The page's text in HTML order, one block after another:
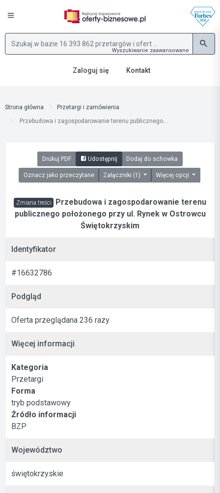
Wyszukiwanie zaawansowane
Zaloguj się Kontakt
Strona główna
Przetargi i zamówienia
Przebudowa i zagospodarowanie terenu publicznego...
Drukuj PDF Udostępnij Dodaj do schowka
Oznacz jako przeczytane Załączniki (1) Więcej opcji
Zmiana treści
Przebudowa i zagospodarowanie terenu
publicznego położonego przy ul. Rynek w Ostrowcu
Świętokrzyskim
Identyfikator
#16632786
Podgląd
Oferta przeglądana 236 razy
Więcej informacji
Kategoria
Przetargi
Forma
tryb podstawowy
Źródło informacji
BZP
Województwo
świętokrzyskie